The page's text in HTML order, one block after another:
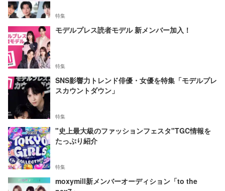
特集
モデルプレス読者モデル 新メンバー加入！
特集
SNS影響力トレンド俳優・女優を特集「モデルプレ
スカウントダウン」
特集
"史上最大級のファッションフェスタ"TGC情報を
たっぷり紹介
特集
moxymill新メンバーオーディション「to the